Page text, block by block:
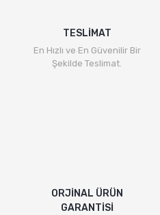
bilgiler bulunuyor.
bulunuyor.
daha pahalı.
olmalı.
TESLİMAT
En Hızlı ve En Güvenilir Bir
Şekilde Teslimat.
ORJİNAL ÜRÜN
GARANTİSİ